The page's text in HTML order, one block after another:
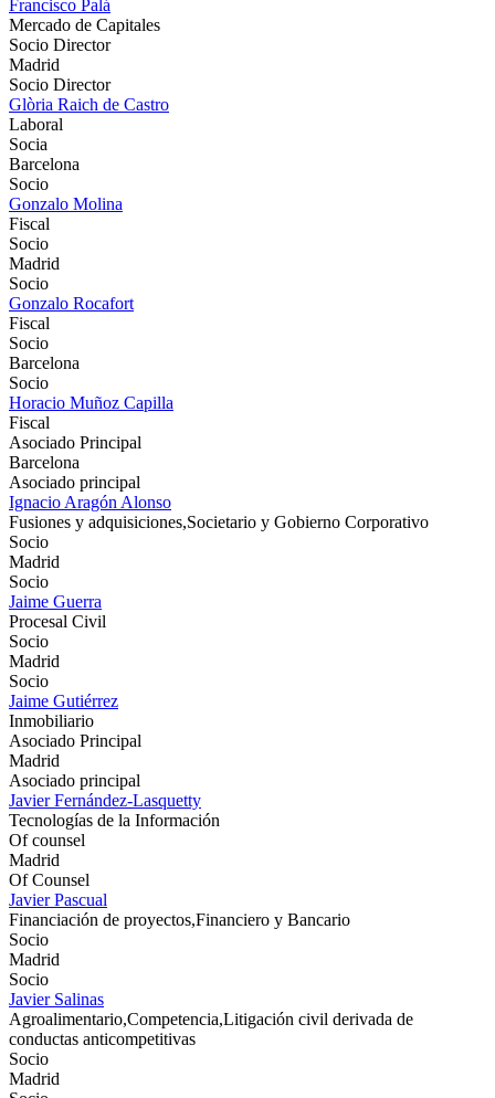
Francisco Palá
Mercado de Capitales
Socio Director
Madrid
Socio Director
Glòria Raich de Castro
Laboral
Socia
Barcelona
Socio
Gonzalo Molina
Fiscal
Socio
Madrid
Socio
Gonzalo Rocafort
Fiscal
Socio
Barcelona
Socio
Horacio Muñoz Capilla
Fiscal
Asociado Principal
Barcelona
Asociado principal
Ignacio Aragón Alonso
Fusiones y adquisiciones,Societario y Gobierno Corporativo
Socio
Madrid
Socio
Jaime Guerra
Procesal Civil
Socio
Madrid
Socio
Jaime Gutiérrez
Inmobiliario
Asociado Principal
Madrid
Asociado principal
Javier Fernández-Lasquetty
Tecnologías de la Información
Of counsel
Madrid
Of Counsel
Javier Pascual
Financiación de proyectos,Financiero y Bancario
Socio
Madrid
Socio
Javier Salinas
Agroalimentario,Competencia,Litigación civil derivada de
conductas anticompetitivas
Socio
Madrid